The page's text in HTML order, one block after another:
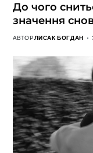
До чого
значення
АВТОРЛИСАК БОГДАН